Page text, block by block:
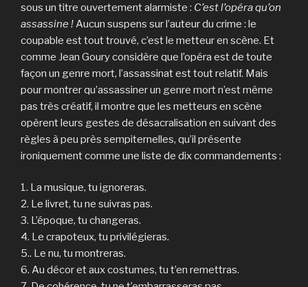
sous un titre ouvertement alarmiste : C’est l’opéra qu’on
assassine ! Aucun suspens sur l’auteur du crime : le
coupable est tout trouvé, c’est le metteur en scène. Et
comme Jean Goury considère que l’opéra est de toute
façon un genre mort, l’assassinat est tout relatif. Mais
pour montrer qu’assassiner un genre mort n’est même
pas très créatif, il montre que les metteurs en scène
opèrent leurs gestes de désacralisation en suivant des
règles à peu près sempiternelles, qu’il présente
ironiquement comme une liste de dix commandements :
1. La musique, tu ignoreras.
2. Le livret, tu ne suivras pas.
3. L’époque, tu changeras.
4. Le crapoteux, tu privilégieras.
5.. Le nu, tu montreras.
6. Au décor et aux costumes, tu t’en remettras.